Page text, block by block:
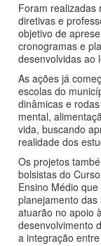
Foram realizadas
diretivas e
objetivo de
cronogramas e
desenvolvidas ao
As ações já
escolas do
dinâmicas e
mental,
vida, buscando
realidade dos
Os projetos
bolsistas do
Ensino Médio
planejamento
atuarão no apoio
desenvolvimento
a integração